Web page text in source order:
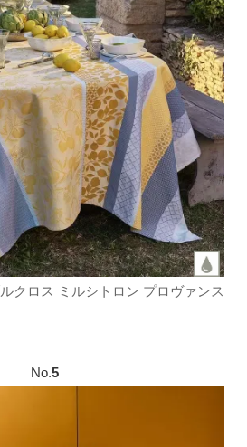
クロス ミルシトロン プロヴァンス
No.5